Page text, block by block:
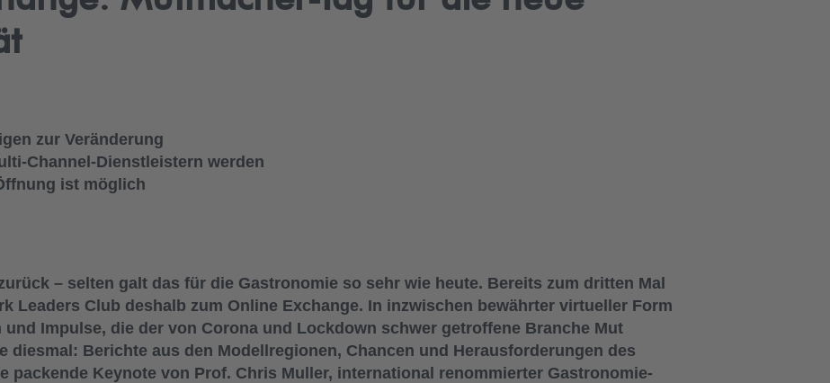
zur Veränderung
Channel-Dienstleistern werden
ist möglich
– selten galt das für die Gastronomie so sehr wie heute. Bereits zum dritten Mal
Leaders Club deshalb zum Online Exchange. In inzwischen bewährter virtueller Form
Impulse, die der von Corona und Lockdown schwer getroffene Branche Mut
diesmal: Berichte aus den Modellregionen, Chancen und Herausforderungen des
packende Keynote von Prof. Chris Muller, international renommierter Gastronomie-